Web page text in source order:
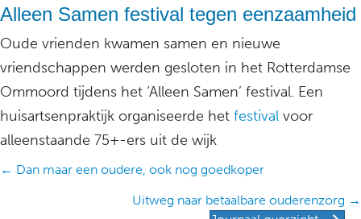
Alleen Samen festival tegen eenzaamheid
Oude vrienden kwamen samen en nieuwe
vriendschappen werden gesloten in het Rotterdamse
Ommoord tijdens het ‘Alleen Samen’ festival. Een
huisartsenpraktijk organiseerde het festival voor
alleenstaande 75+-ers uit de wijk
Posts
← Dan maar een oudere, ook nog goedkoper
Uitweg naar betaalbare ouderenzorg →